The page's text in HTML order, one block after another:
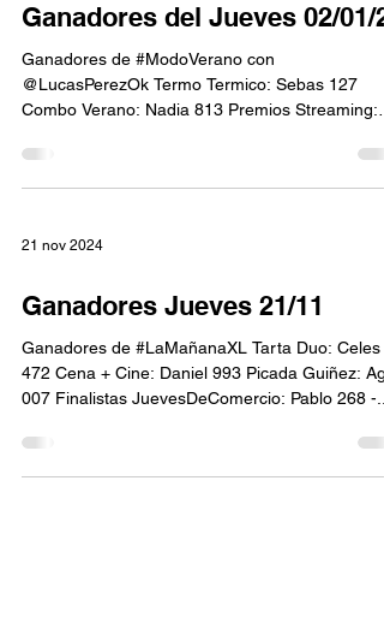
Ganadores del Jueves 02/01/
Ganadores de #ModoVerano con
@LucasPerezOk Termo Termico: Sebas 127
Combo Verano: Nadia 813 Premios Streaming:
21 nov 2024
Ganadores Jueves 21/11
Ganadores de #LaMañanaXL Tarta Duo: Celes
472 Cena + Cine: Daniel 993 Picada Guiñez:
007 Finalistas JuevesDeComercio: Pablo 268 -...